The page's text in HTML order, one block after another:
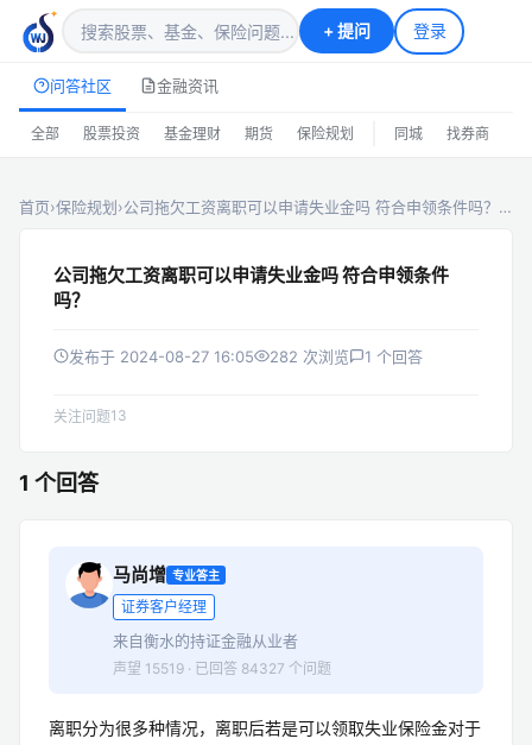
+提问 登录
问答社区 金融资讯
全部 股票投资 基金理财 期货 保险规划 同城 找券商
首页›保险规划›公司拖欠工资离职可以申请失业金吗 符合申领条件吗？…
公司拖欠工资离职可以申请失业金吗 符合申领条件
吗？
发布于 2024-08-27 16:05 282 次浏览 1 个回答
关注问题13
1 个回答
马尚增 专业答主
证券客户经理
来自衡水的持证金融从业者
声望 15519 · 已回答 84327 个问题
离职分为很多种情况，离职后若是可以领取失业保险金对于